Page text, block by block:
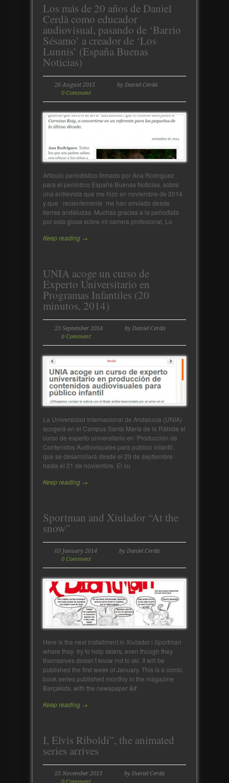
Los más de 20 años de Daniel
Cerdà como educador
audiovisual, pasando de ‘Barrio
Sésamo’ a creador de ‘Los
Lunnis’ (España Buenas
Noticias)
26 August 2015
by Daniel Cerdà
0 Comment
Artículo periodístico firmado por Ana Rodríguez
para el periódico España Buenas Noticias, sobre
una entrevista que me hizo en noviembre de 2014
y que recientemente me han enviado desde
tierras andaluzas. Muchas gracias a la periodista
por esta glosa sobre mi carrera profesional. Lo
Keep reading →
UNIA acoge un curso de
Experto Universitario en
Programas Infantiles (20
minutos, 2014)
23 September 2014
by Daniel Cerdà
0 Comment
La Universidad Internacional de Andalucía (UNIA)
acogerá en el Campus Santa María de la Rábida el
curso de experto universitario en ‘Producción de
Contenidos Audiovisuales para público infantil’,
que se desarrollará desde el 29 de septiembre
hasta el 21 de noviembre. El cu
Keep reading →
Sportman and Xiulador “At the
snow”
03 January 2014
by Daniel Cerdà
0 Comment
Here is the next installment in Xiulador i Sportman
where they try to help skiers, even though they
themselves doesn’t know not to ski. It will be
published the first week of January. This is a comic
book series published monthly in the magazine
Barçakids, with the newspaper &#
Keep reading →
I, Elvis Riboldi”, the animated
series arrives
25 November 2013
by Daniel Cerdà
0 Comment